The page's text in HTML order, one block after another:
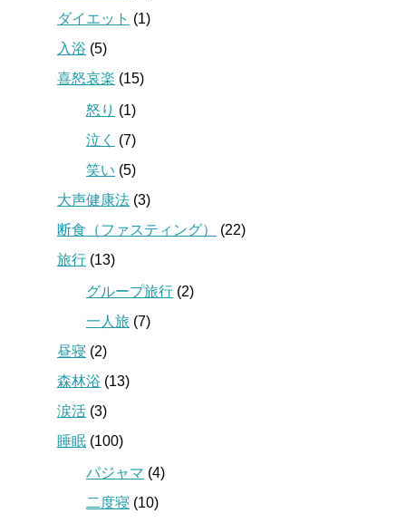
ダイエット (1)
入浴 (5)
喜怒哀楽 (15)
怒り (1)
泣く
(7)
笑い (5)
大声健康法 (3)
断食（ファスティング）
(22)
旅行 (13)
グループ旅行 (2)
一人旅 (7)
昼寝 (2)
森林浴 (13)
涙活 (3)
睡眠 (100)
パジャマ (4)
二度寝 (10)